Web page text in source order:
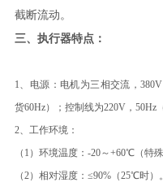
截断流动。
三、执行器特点：
1、电源：电机为三相交流，
货60Hz）；控制线为220V，50Hz
2、工作环境：
（1）环境温度：-20～+60℃（特
（2）相对湿度：≤90%（25℃时）。